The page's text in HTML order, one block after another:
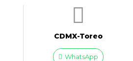
CDMX-Toreo
WhatsApp